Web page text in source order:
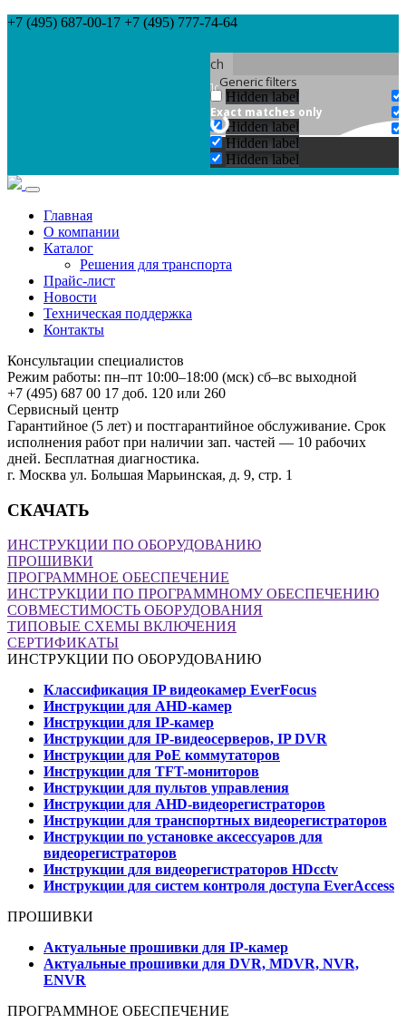
+7 (495) 687-00-17 +7 (495) 777-74-64
Search
Generic filters
Hidden label
Exact matches only
Hidden label
Hidden label
Hidden label
Главная
О компании
Каталог
Решения для транспорта
Прайс-лист
Новости
Техническая поддержка
Контакты
Консультации специалистов
Режим работы: пн–пт 10:00–18:00 (мск) сб–вс выходной
+7 (495) 687 00 17 доб. 120 или 260
Сервисный центр
Гарантийное (5 лет) и постгарантийное обслуживание. Срок
исполнения работ при наличии зап. частей — 10 рабочих
дней. Бесплатная диагностика.
г. Москва ул. Большая Марьинская, д. 9, стр. 1
СКАЧАТЬ
ИНСТРУКЦИИ ПО ОБОРУДОВАНИЮ
ПРОШИВКИ
ПРОГРАММНОЕ ОБЕСПЕЧЕНИЕ
ИНСТРУКЦИИ ПО ПРОГРАММНОМУ ОБЕСПЕЧЕНИЮ
СОВМЕСТИМОСТЬ ОБОРУДОВАНИЯ
ТИПОВЫЕ СХЕМЫ ВКЛЮЧЕНИЯ
СЕРТИФИКАТЫ
ИНСТРУКЦИИ ПО ОБОРУДОВАНИЮ
Классификация IP видеокамер EverFocus
Инструкции для AHD-камер
Инструкции для IP-камер
Инструкции для IP-видеосерверов, IP DVR
Инструкции для PoE коммутаторов
Инструкции для TFT-мониторов
Инструкции для пультов управления
Инструкции для AHD-видеорегистраторов
Инструкции для транспортных видеорегистраторов
Инструкции по установке аксессуаров для
видеорегистраторов
Инструкции для видеорегистраторов HDcctv
Инструкции для систем контроля доступа EverAccess
ПРОШИВКИ
Актуальные прошивки для IP-камер
Актуальные прошивки для DVR, MDVR, NVR,
ENVR
ПРОГРАММНОЕ ОБЕСПЕЧЕНИЕ